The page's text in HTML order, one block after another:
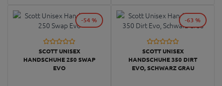
SCOTT UNISEX
HANDSCHUHE 250 SWAP
EVO
-54 %
SCOTT UNISEX
HANDSCHUHE 350 DIRT
EVO, SCHWARZ GRAU
-63 %